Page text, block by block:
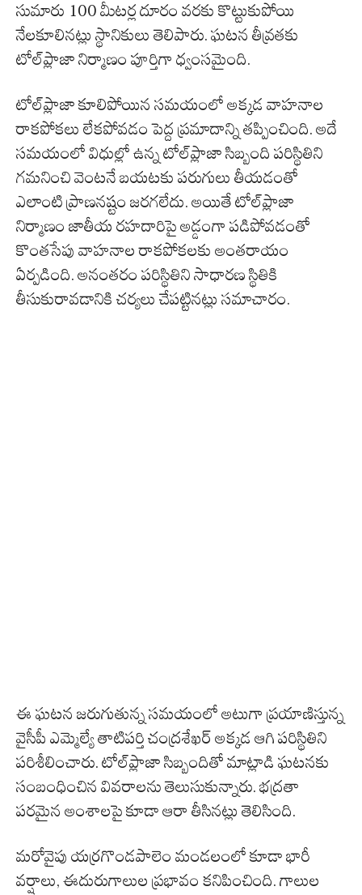
సుమారు 100 మీటర్ల దూరం వరకు కొట్టుకుపోయి
నేలకూలినట్లు స్థానికులు తెలిపారు. ఘటన తీవ్రతకు
టోల్‌ప్లాజా నిర్మాణం పూర్తిగా ధ్వంసమైంది.
టోల్‌ప్లాజా కూలిపోయిన సమయంలో అక్కడ వాహనాల
రాకపోకలు లేకపోవడం పెద్ద ప్రమాదాన్ని తప్పించింది. అదే
సమయంలో విధుల్లో ఉన్న టోల్‌ప్లాజా సిబ్బంది పరిస్థితిని
గమనించి వెంటనే బయటకు పరుగులు తీయడంతో
ఎలాంటి ప్రాణనష్టం జరగలేదు. అయితే టోల్‌ప్లాజా
నిర్మాణం జాతీయ రహదారిపై అడ్డంగా పడిపోవడంతో
కొంతసేపు వాహనాల రాకపోకలకు అంతరాయం
ఏర్పడింది. అనంతరం పరిస్థితిని సాధారణ స్థితికి
తీసుకురావడానికి చర్యలు చేపట్టినట్లు సమాచారం.
ఈ ఘటన జరుగుతున్న సమయంలో అటుగా ప్రయాణిస్తున్న
వైసీపీ ఎమ్మెల్యే తాటిపర్తి చంద్రశేఖర్ అక్కడ ఆగి పరిస్థితిని
పరిశీలించారు. టోల్‌ప్లాజా సిబ్బందితో మాట్లాడి ఘటనకు
సంబంధించిన వివరాలను తెలుసుకున్నారు. భద్రతా
పరమైన అంశాలపై కూడా ఆరా తీసినట్లు తెలిసింది.
మరోవైపు యర్రగొండపాలెం మండలంలో కూడా భారీ
వర్షాలు, ఈదురుగాలుల ప్రభావం కనిపించింది. గాలుల